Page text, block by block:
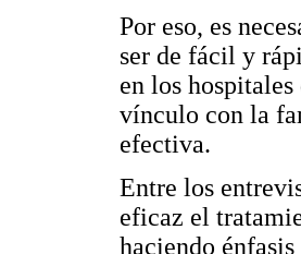
Por eso, es
ser de fácil y
en los
vínculo con la
efectiva.
Entre los
eficaz el
haciendo